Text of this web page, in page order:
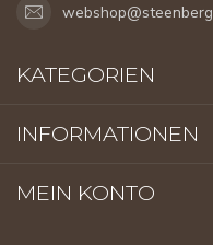
KATEGORIEN
INFORMATIONEN
MEIN KONTO